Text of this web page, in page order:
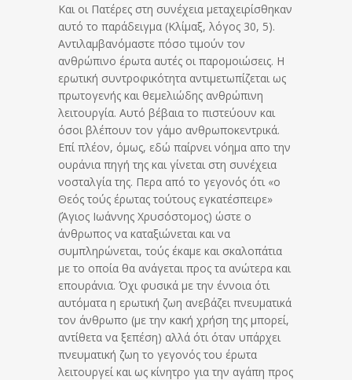
Και οι Πατέρες στη συνέχεια μεταχειρίσθηκαν
αυτό το παράδειγμα (Κλίμαξ, λόγος 30, 5).
Αντιλαμβανόμαστε πόσο τιμούν τον
ανθρώπινο έρωτα αυτές οι παρομοιώσεις. Η
ερωτική συντροφικότητα αντιμετωπίζεται ως
πρωτογενής και θεμελιώδης ανθρώπινη
λειτουργία. Αυτό βέβαια το πιστεύουν και
όσοι βλέπουν τον γάμο ανθρωποκεντρικά.
Επί πλέον, όμως, εδώ παίρνει νόημα απο την
ουράνια πηγή της και γίνεται στη συνέχεια
νοσταλγία της. Περα από το γεγονός ότι «ο
Θεός τούς έρωτας τούτους εγκατέσπειρε»
(Άγιος Ιωάννης Χρυσόστομος) ώστε ο
άνθρωπος να καταξιώνεται και να
συμπληρώνεται, τούς έκαμε και σκαλοπάτια
με το οποία θα ανάγεται προς τα ανώτερα και
επουράνια. Όχι φυσικά με την έννοια ότι
αυτόματα η ερωτική ζωη ανεβάζει πνευματικά
τον άνθρωπο (με την κακή χρήση της μπορεί,
αντίθετα να ξεπέση) αλλά ότι όταν υπάρχει
πνευματική ζωη το γεγονός του έρωτα
λειτουργεί και ως κίνητρο για την αγάπη προς